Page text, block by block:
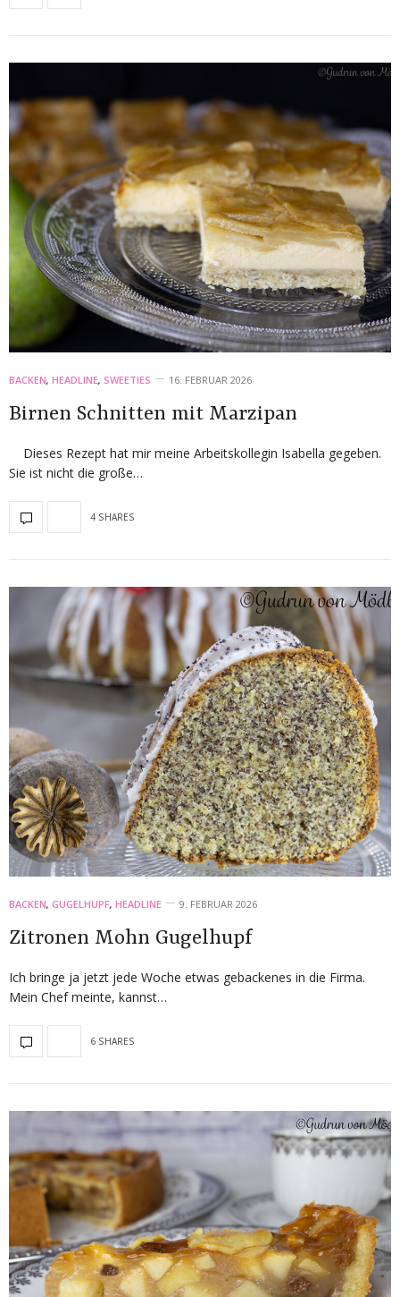
BACKEN, HEADLINE, SWEETIES 16. FEBRUAR 2026
Birnen Schnitten mit Marzipan
Dieses Rezept hat mir meine Arbeitskollegin Isabella gegeben.
Sie ist nicht die große…
4 SHARES
BACKEN, GUGELHUPF, HEADLINE 9. FEBRUAR 2026
Zitronen Mohn Gugelhupf
Ich bringe ja jetzt jede Woche etwas gebackenes in die Firma.
Mein Chef meinte, kannst…
6 SHARES